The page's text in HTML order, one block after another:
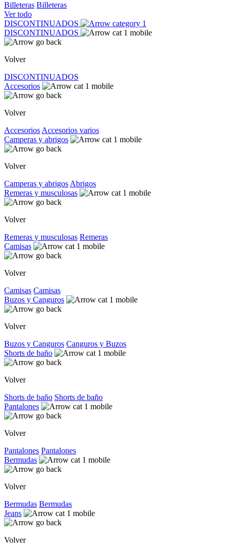
Billeteras Billeteras
Ver todo
DISCONTINUADOS
DISCONTINUADOS
Volver
DISCONTINUADOS
Accesorios
Volver
Accesorios Accesorios varios
Camperas y abrigos
Volver
Camperas y abrigos Abrigos
Remeras y musculosas
Volver
Remeras y musculosas Remeras
Camisas
Volver
Camisas Camisas
Buzos y Canguros
Volver
Buzos y Canguros Canguros y Buzos
Shorts de baño
Volver
Shorts de baño Shorts de baño
Pantalones
Volver
Pantalones Pantalones
Bermudas
Volver
Bermudas Bermudas
Jeans
Volver